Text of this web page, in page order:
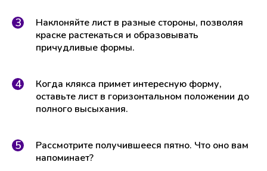
Наклоняйте лист в разные стороны, позволяя
краске растекаться и образовывать
причудливые формы.
Когда клякса примет интересную форму,
оставьте лист в горизонтальном положении до
полного высыхания.
Рассмотрите получившееся пятно. Что оно вам
напоминает?